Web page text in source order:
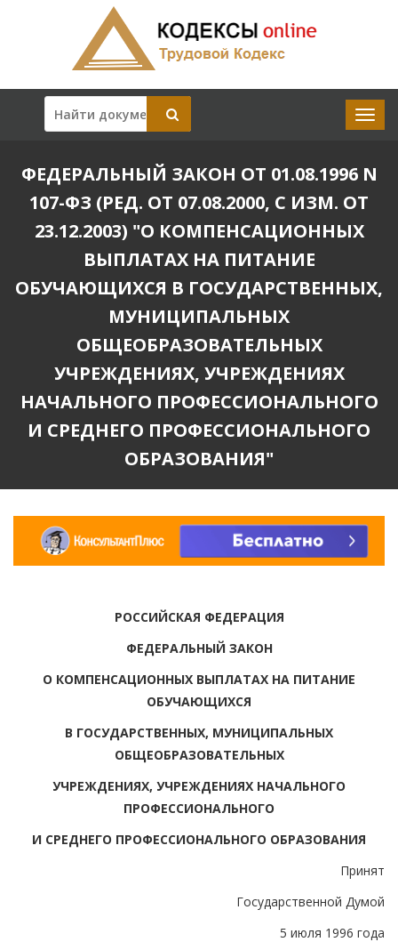
ФЕДЕРАЛЬНЫЙ ЗАКОН ОТ 01.08.1996 N
107-ФЗ (РЕД. ОТ 07.08.2000, С ИЗМ. ОТ
23.12.2003) "О КОМПЕНСАЦИОННЫХ
ВЫПЛАТАХ НА ПИТАНИЕ
ОБУЧАЮЩИХСЯ В ГОСУДАРСТВЕННЫХ,
МУНИЦИПАЛЬНЫХ
ОБЩЕОБРАЗОВАТЕЛЬНЫХ
УЧРЕЖДЕНИЯХ, УЧРЕЖДЕНИЯХ
НАЧАЛЬНОГО ПРОФЕССИОНАЛЬНОГО
И СРЕДНЕГО ПРОФЕССИОНАЛЬНОГО
ОБРАЗОВАНИЯ"
РОССИЙСКАЯ ФЕДЕРАЦИЯ
ФЕДЕРАЛЬНЫЙ ЗАКОН
О КОМПЕНСАЦИОННЫХ ВЫПЛАТАХ НА ПИТАНИЕ
ОБУЧАЮЩИХСЯ
В ГОСУДАРСТВЕННЫХ, МУНИЦИПАЛЬНЫХ
ОБЩЕОБРАЗОВАТЕЛЬНЫХ
УЧРЕЖДЕНИЯХ, УЧРЕЖДЕНИЯХ НАЧАЛЬНОГО
ПРОФЕССИОНАЛЬНОГО
И СРЕДНЕГО ПРОФЕССИОНАЛЬНОГО ОБРАЗОВАНИЯ
Принят
Государственной Думой
5 июля 1996 года